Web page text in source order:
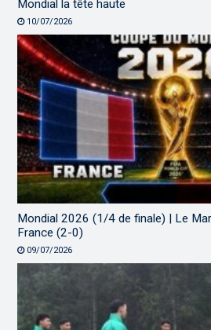
Mondial la tête haute
10/07/2026
Mondial 2026 (1/4 de finale) | Le
France (2-0)
09/07/2026